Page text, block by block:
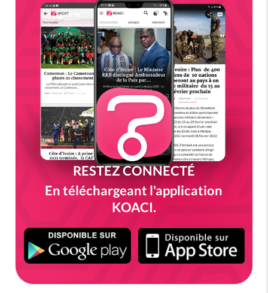
RESTEZ CONNECTÉ
En téléchargeant l'application
KOACI.